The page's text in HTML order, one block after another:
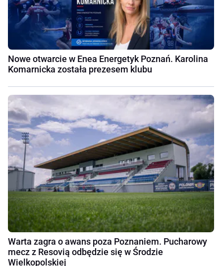
Nowe otwarcie w Enea Energetyk Poznań. Karolina
Komarnicka została prezesem klubu
Warta zagra o awans poza Poznaniem. Pucharowy
mecz z Resovią odbędzie się w Środzie
Wielkopolskiej